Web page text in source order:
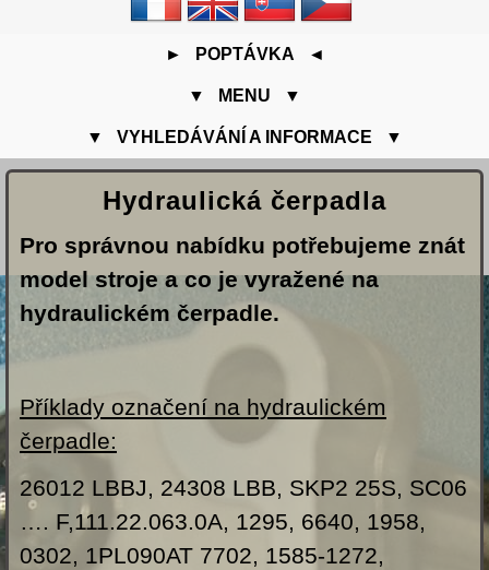
► POPTÁVKA ◄
▼ MENU ▼
▼ VYHLEDÁVÁNÍ A INFORMACE ▼
Hydraulická čerpadla
Pro správnou nabídku potřebujeme znát
model stroje a co je vyražené na
hydraulickém čerpadle.
Příklady označení na hydraulickém
čerpadle:
26012 LBBJ, 24308 LBB, SKP2 25S, SC06
…. F,111.22.063.0A, 1295, 6640, 1958,
0302, 1PL090AT 7702, 1585-1272,